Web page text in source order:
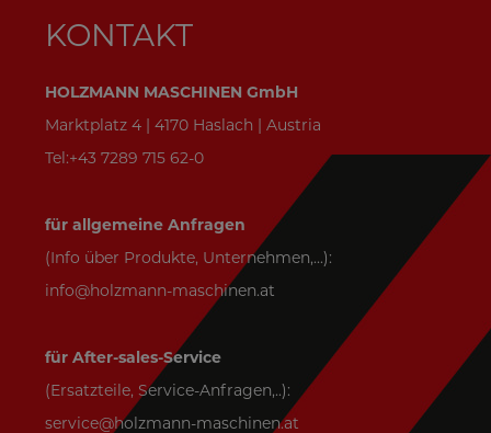
KONTAKT
HOLZMANN MASCHINEN GmbH
Marktplatz 4 | 4170 Haslach | Austria
Tel:+43 7289 715 62-0
für allgemeine Anfragen
(Info über Produkte, Unternehmen,...):
info@holzmann-maschinen.at
für After-sales-Service
(Ersatzteile, Service-Anfragen,..):
service@holzmann-maschinen.at